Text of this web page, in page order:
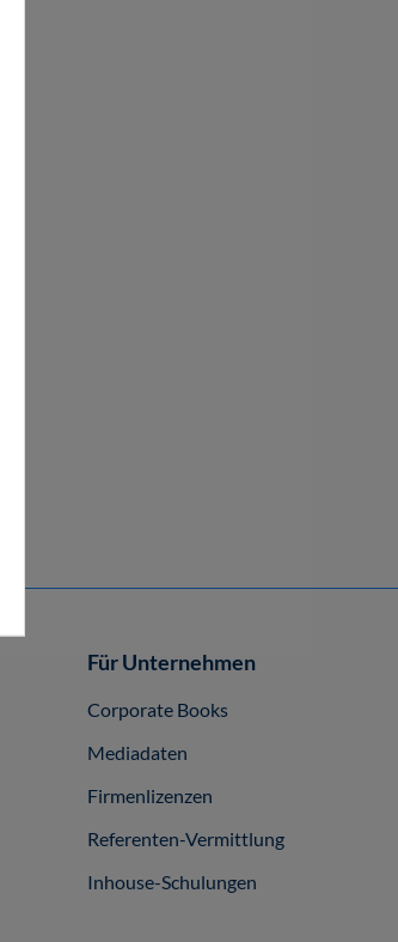
Für Unternehmen
Corporate Books
Mediadaten
Firmenlizenzen
Referenten-Vermittlung
Inhouse-Schulungen